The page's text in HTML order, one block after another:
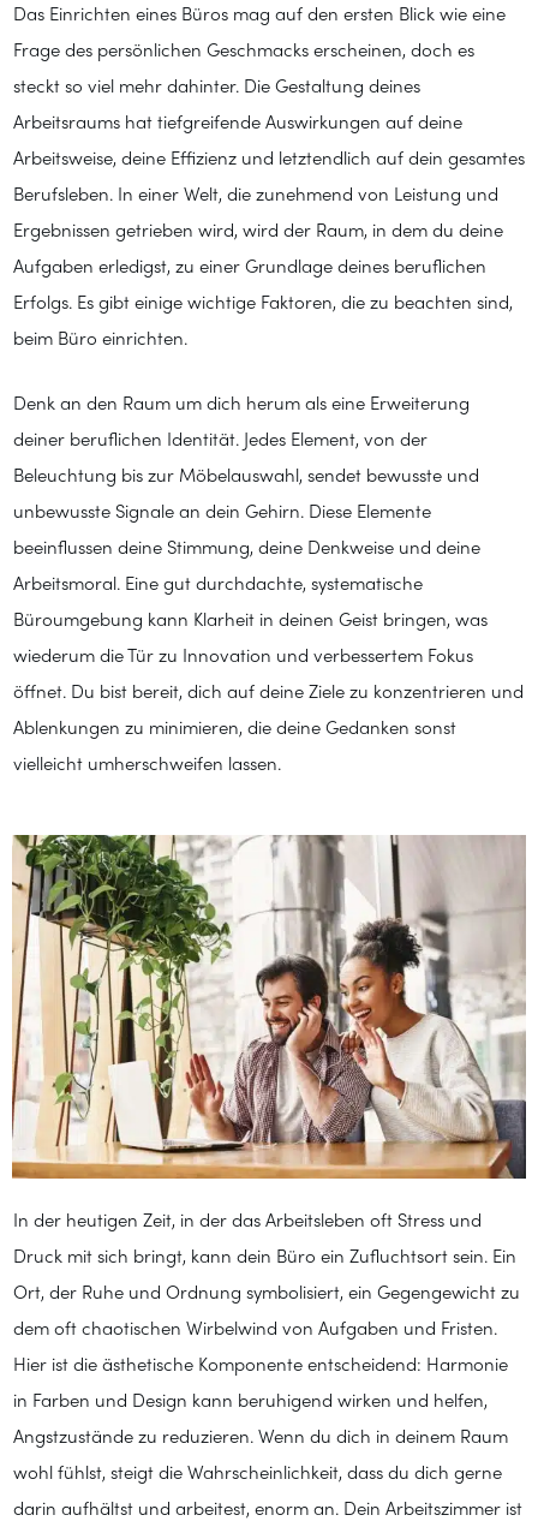
Das Einrichten eines Büros mag auf den ersten Blick wie eine
Frage des persönlichen Geschmacks erscheinen, doch es
steckt so viel mehr dahinter. Die Gestaltung deines
Arbeitsraums hat tiefgreifende Auswirkungen auf deine
Arbeitsweise, deine Effizienz und letztendlich auf dein gesamtes
Berufsleben. In einer Welt, die zunehmend von Leistung und
Ergebnissen getrieben wird, wird der Raum, in dem du deine
Aufgaben erledigst, zu einer Grundlage deines beruflichen
Erfolgs. Es gibt einige wichtige Faktoren, die zu beachten sind,
beim Büro einrichten.
Denk an den Raum um dich herum als eine Erweiterung
deiner beruflichen Identität. Jedes Element, von der
Beleuchtung bis zur Möbelauswahl, sendet bewusste und
unbewusste Signale an dein Gehirn. Diese Elemente
beeinflussen deine Stimmung, deine Denkweise und deine
Arbeitsmoral. Eine gut durchdachte, systematische
Büroumgebung kann Klarheit in deinen Geist bringen, was
wiederum die Tür zu Innovation und verbessertem Fokus
öffnet. Du bist bereit, dich auf deine Ziele zu konzentrieren und
Ablenkungen zu minimieren, die deine Gedanken sonst
vielleicht umherschweifen lassen.
In der heutigen Zeit, in der das Arbeitsleben oft Stress und
Druck mit sich bringt, kann dein Büro ein Zufluchtsort sein. Ein
Ort, der Ruhe und Ordnung symbolisiert, ein Gegengewicht zu
dem oft chaotischen Wirbelwind von Aufgaben und Fristen.
Hier ist die ästhetische Komponente entscheidend: Harmonie
in Farben und Design kann beruhigend wirken und helfen,
Angstzustände zu reduzieren. Wenn du dich in deinem Raum
wohl fühlst, steigt die Wahrscheinlichkeit, dass du dich gerne
darin aufhältst und arbeitest, enorm an. Dein Arbeitszimmer ist